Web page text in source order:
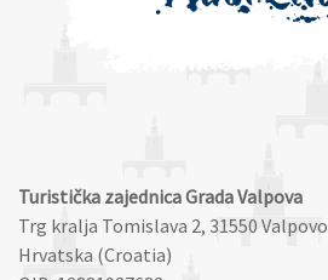
Turistička zajednica Grada Valpova
Trg kralja Tomislava 2, 31550 Valpovo
Hrvatska (Croatia)